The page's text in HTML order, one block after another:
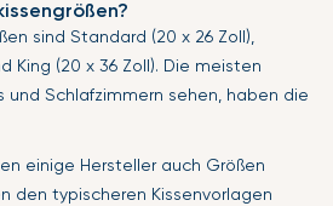
sind Standard (20 x 26 Zoll),
King (20 x 36 Zoll). Die meisten
und Schlafzimmern sehen, haben die
einige Hersteller auch Größen
den typischeren Kissenvorlagen